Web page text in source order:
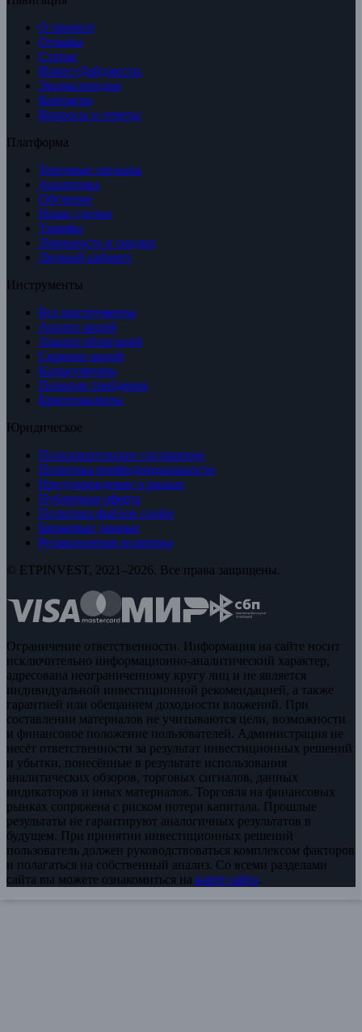
О проекте
Отзывы
Статьи
ИнвестДайджесты
Энциклопедия
Контакты
Вопросы и ответы
Платформа
Торговые сигналы
Аналитика
Обучение
Наши сделки
Тарифы
Лояльность и скидки
Личный кабинет
Инструменты
Все инструменты
Анализ акций
Анализ облигаций
Скринер акций
Калькуляторы
Позиции трейдеров
Криптовалюты
Юридическое
Пользовательское соглашение
Политика конфиденциальности
Предупреждение о рисках
Публичная оферта
Политика файлов cookie
Биржевые данные
Редакционная политика
© ETPINVEST, 2021–2026. Все права защищены.
Ограничение ответственности. Информация на сайте носит
исключительно информационно-аналитический характер,
адресована неограниченному кругу лиц и не является
индивидуальной инвестиционной рекомендацией, а также
гарантией или обещанием доходности вложений. При
составлении материалов не учитываются цели, возможности
и финансовое положение пользователей. Администрация не
несёт ответственности за результат инвестиционных решений
и убытки, понесённые в результате использования
аналитических обзоров, торговых сигналов, данных
индикаторов и иных материалов. Торговля на финансовых
рынках сопряжена с риском потери капитала. Прошлые
результаты не гарантируют аналогичных результатов в
будущем. При принятии инвестиционных решений
пользователь должен руководствоваться комплексом факторов
и полагаться на собственный анализ. Со всеми разделами
сайта вы можете ознакомиться на карте сайта.